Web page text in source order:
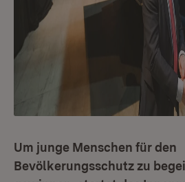
Um junge Menschen für den
Bevölkerungsschutz zu